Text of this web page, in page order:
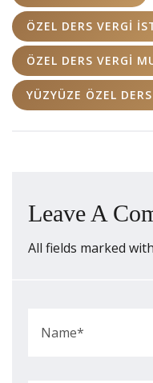
ÖZEL DERS VERGI
ÖZEL DERS VERGI
YÜZYÜZE ÖZEL
Leave A
All fields marked